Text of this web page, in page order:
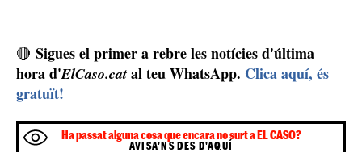
🔴 Sigues el primer a rebre les notícies d'última
hora d'ElCaso.cat al teu WhatsApp. Clica aquí, és
gratuït!
Ha passat alguna cosa que encara no surt a EL CASO?
AVISA'NS DES D'AQUÍ